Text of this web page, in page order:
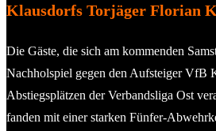
Klausdorfs Torjäger Florian
Die Gäste, die sich am kommenden
Nachholspiel gegen den Aufsteiger VfB
Abstiegsplätzen der Verbandsliga Ost
fanden mit einer starken Fünfer-